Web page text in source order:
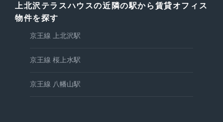
上北沢テラスハウスの近隣の駅から賃貸オフィス
物件を探す
京王線 上北沢駅
京王線 桜上水駅
京王線 八幡山駅